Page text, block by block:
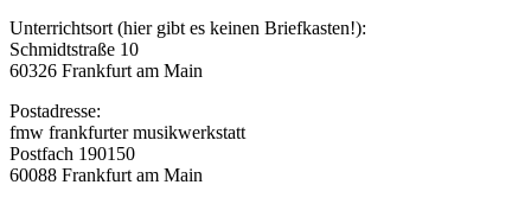
Unterrichtsort (hier gibt es keinen Briefkasten!):
Schmidtstraße 10
60326 Frankfurt am Main
Postadresse:
fmw frankfurter musikwerkstatt
Postfach 190150
60088 Frankfurt am Main